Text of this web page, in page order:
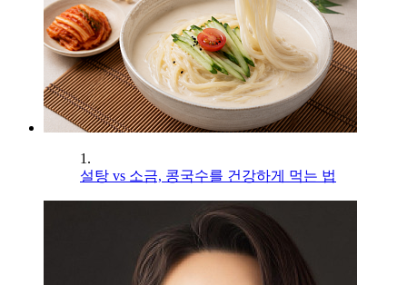
1.
설탕 vs 소금, 콩국수를 건강하게 먹는 법